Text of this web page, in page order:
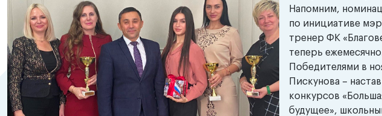
Напомним,
по инициативе
тренер ФК
теперь
Победителями в
Пискунова –
конкурсов
будущее»,